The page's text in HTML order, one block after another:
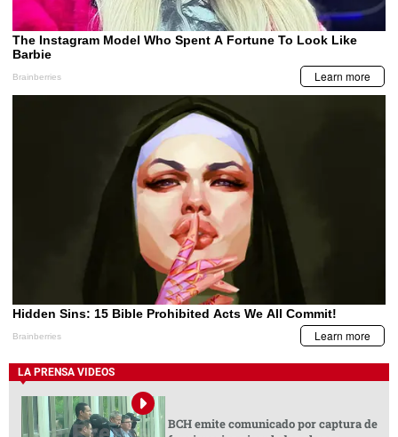
LA PRENSA VIDEOS
BCH emite comunicado por captura de